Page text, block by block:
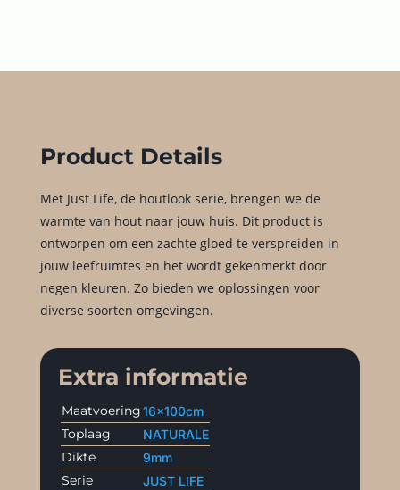
Product Details
Met Just Life, de houtlook serie, brengen we de
warmte van hout naar jouw huis. Dit product is
ontworpen om een zachte gloed te verspreiden in
jouw leefruimtes en het wordt gekenmerkt door
negen kleuren. Zo bieden we oplossingen voor
diverse soorten omgevingen.
Extra informatie
Maatvoering16x100cm
Toplaag NATURALE
Dikte 9mm
Serie JUST LIFE